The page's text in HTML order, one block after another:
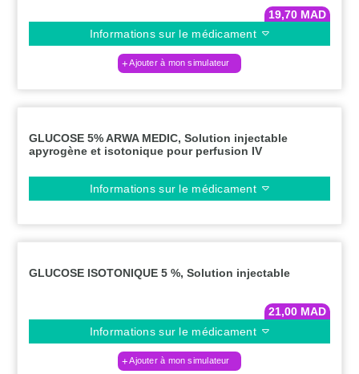
19,70 MAD
Informations sur le médicament
Ajouter à mon simulateur
GLUCOSE 5% ARWA MEDIC, Solution injectable
apyrogène et isotonique pour perfusion IV
Informations sur le médicament
GLUCOSE ISOTONIQUE 5 %, Solution injectable
21,00 MAD
Informations sur le médicament
Ajouter à mon simulateur